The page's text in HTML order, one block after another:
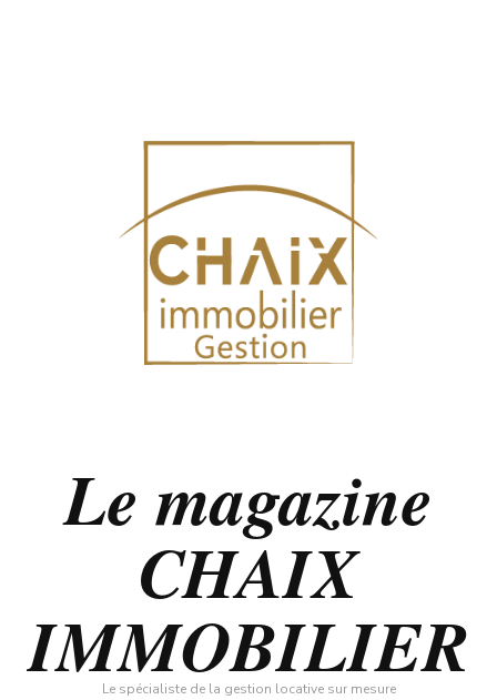
Le magazine
CHAIX
IMMOBILIER
Le spécialiste de la gestion locative sur mesure